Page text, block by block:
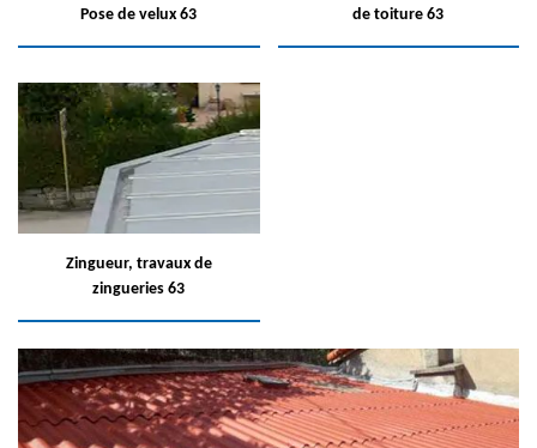
Pose de velux 63
de toiture 63
Zingueur, travaux de
zingueries 63